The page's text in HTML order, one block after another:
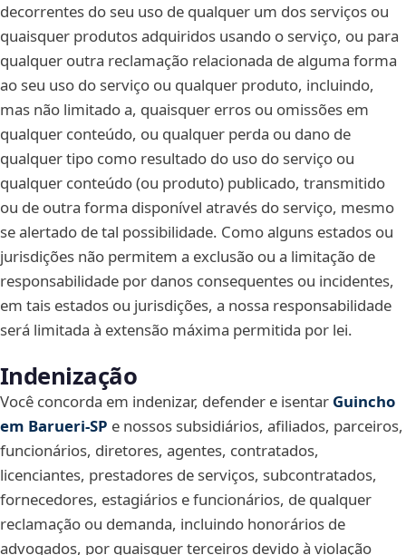
decorrentes do seu uso de qualquer um dos serviços ou
quaisquer produtos adquiridos usando o serviço, ou para
qualquer outra reclamação relacionada de alguma forma
ao seu uso do serviço ou qualquer produto, incluindo,
mas não limitado a, quaisquer erros ou omissões em
qualquer conteúdo, ou qualquer perda ou dano de
qualquer tipo como resultado do uso do serviço ou
qualquer conteúdo (ou produto) publicado, transmitido
ou de outra forma disponível através do serviço, mesmo
se alertado de tal possibilidade. Como alguns estados ou
jurisdições não permitem a exclusão ou a limitação de
responsabilidade por danos consequentes ou incidentes,
em tais estados ou jurisdições, a nossa responsabilidade
será limitada à extensão máxima permitida por lei.
Indenização
Você concorda em indenizar, defender e isentar Guincho
em Barueri‑SP e nossos subsidiários, afiliados, parceiros,
funcionários, diretores, agentes, contratados,
licenciantes, prestadores de serviços, subcontratados,
fornecedores, estagiários e funcionários, de qualquer
reclamação ou demanda, incluindo honorários de
advogados, por quaisquer terceiros devido à violação